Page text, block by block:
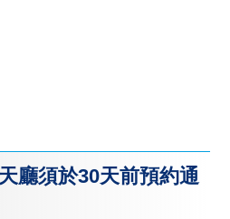
廳須於30天前預約通